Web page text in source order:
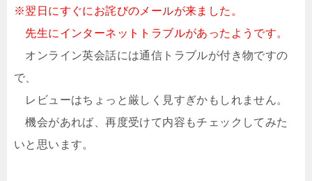
※翌日にすぐにお詫びのメールが来ました。
先生にインターネットトラブルがあったようです。
オンライン英会話には通信トラブルが付き物ですの
で、
レビューはちょっと厳しく見すぎかもしれません。
機会があれば、再度受けて内容もチェックしてみた
いと思います。